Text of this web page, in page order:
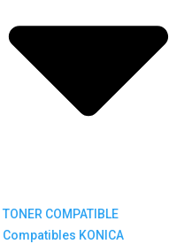
TONER COMPATIBLE
Compatibles KONICA